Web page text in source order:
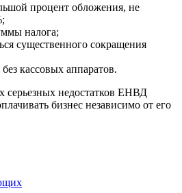
процент обложения, не
налога;
существенного сокращения
кассовых аппаратов.
недостатков ЕНВД
бизнес независимо от его